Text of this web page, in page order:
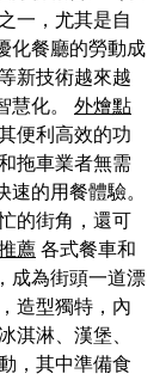
一，尤其是自
化餐廳的勞動成
新技術越來越
慧化。 外燴點
便利高效的功
拖車業者無需
的用餐體驗。
的街角，還可
薦 各式餐車和
成為街頭一道漂
造型獨特，內
淇淋、漢堡、
，其中準備食